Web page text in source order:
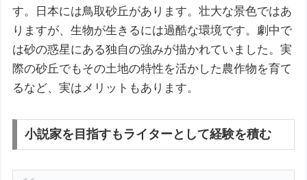
す。日本には鳥取砂丘があります。壮大な景色ではあ
りますが、生物が生きるには過酷な環境です。劇中で
は砂の惑星にある独自の強みが描かれていました。実
際の砂丘でもその土地の特性を活かした農作物を育て
るなど、実はメリットもあります。
小説家を目指すもライターとして経験を積む